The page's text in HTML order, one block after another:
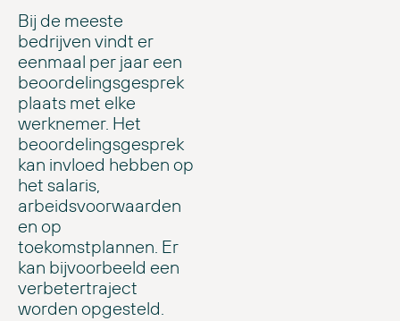
Bij de meeste
bedrijven vindt er
eenmaal per jaar een
beoordelingsgesprek
plaats met elke
werknemer. Het
beoordelingsgesprek
kan invloed hebben op
het salaris,
arbeidsvoorwaarden
en op
toekomstplannen. Er
kan bijvoorbeeld een
verbetertraject
worden opgesteld.